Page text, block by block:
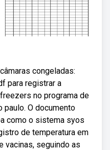
congeladas:
para registrar a
no programa de
paulo. O documento
como o sistema syos
de temperatura em
vacinas, seguindo as